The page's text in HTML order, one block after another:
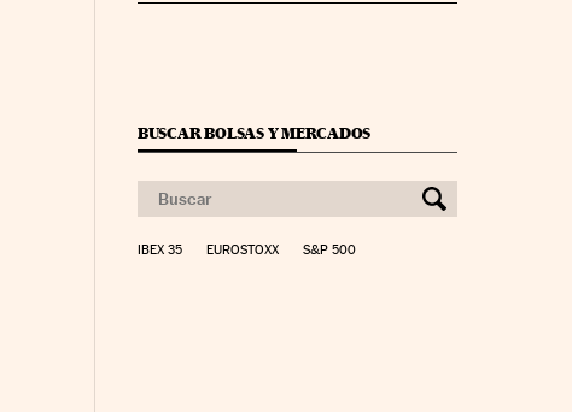
BUSCAR BOLSAS Y MERCADOS
IBEX 35 EUROSTOXX S&P 500